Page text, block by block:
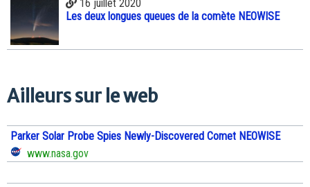
16 juillet 2020
Les deux longues queues de la comète NEOWISE
Ailleurs sur le web
Parker Solar Probe Spies Newly-Discovered Comet NEOWISE
www.nasa.gov